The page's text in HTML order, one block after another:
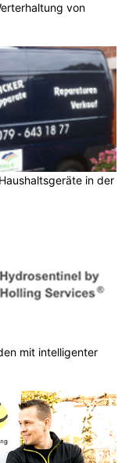
von
in der
mit intelligenter